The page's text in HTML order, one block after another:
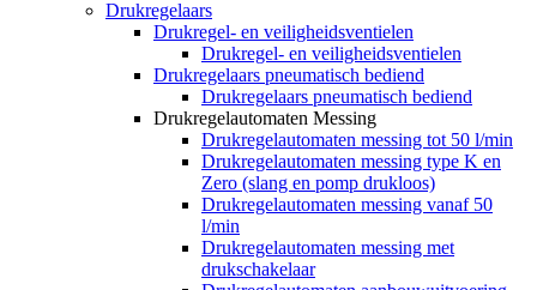
Drukregelaars
Drukregel- en veiligheidsventielen
Drukregel- en veiligheidsventielen
Drukregelaars pneumatisch bediend
Drukregelaars pneumatisch bediend
Drukregelautomaten Messing
Drukregelautomaten messing tot 50 l/min
Drukregelautomaten messing type K en
Zero (slang en pomp drukloos)
Drukregelautomaten messing vanaf 50
l/min
Drukregelautomaten messing met
drukschakelaar